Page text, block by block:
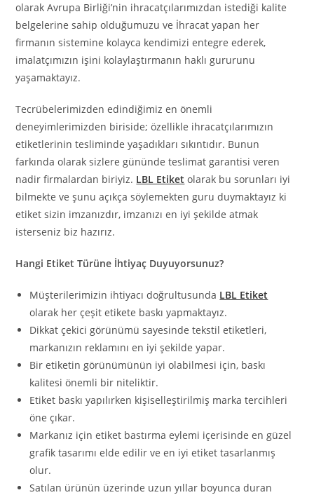
olarak Avrupa Birliği’nin ihracatçılarımızdan istediği kalite
belgelerine sahip olduğumuzu ve İhracat yapan her
firmanın sistemine kolayca kendimizi entegre ederek,
imalatçımızın işini kolaylaştırmanın haklı gururunu
yaşamaktayız.
Tecrübelerimizden edindiğimiz en önemli
deneyimlerimizden biriside; özellikle ihracatçılarımızın
etiketlerinin tesliminde yaşadıkları sıkıntıdır. Bunun
farkında olarak sizlere gününde teslimat garantisi veren
nadir firmalardan biriyiz. LBL Etiket olarak bu sorunları iyi
bilmekte ve şunu açıkça söylemekten guru duymaktayız ki
etiket sizin imzanızdır, imzanızı en iyi şekilde atmak
isterseniz biz hazırız.
Hangi Etiket Türüne İhtiyaç Duyuyorsunuz?
Müşterilerimizin ihtiyacı doğrultusunda LBL Etiket
olarak her çeşit etikete baskı yapmaktayız.
Dikkat çekici görünümü sayesinde tekstil etiketleri,
markanızın reklamını en iyi şekilde yapar.
Bir etiketin görünümünün iyi olabilmesi için, baskı
kalitesi önemli bir niteliktir.
Etiket baskı yapılırken kişiselleştirilmiş marka tercihleri
öne çıkar.
Markanız için etiket bastırma eylemi içerisinde en güzel
grafik tasarımı elde edilir ve en iyi etiket tasarlanmış
olur.
Satılan ürünün üzerinde uzun yıllar boyunca duran